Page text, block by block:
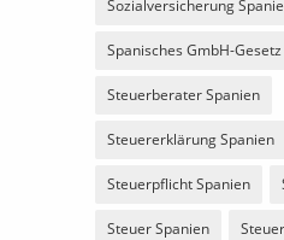
Sozialversicherung
Spanisches GmbH-Gesetz
Steuerberater Spanien
Steuererklärung Spanien
Steuerpflicht Spanien
Steuer Spanien